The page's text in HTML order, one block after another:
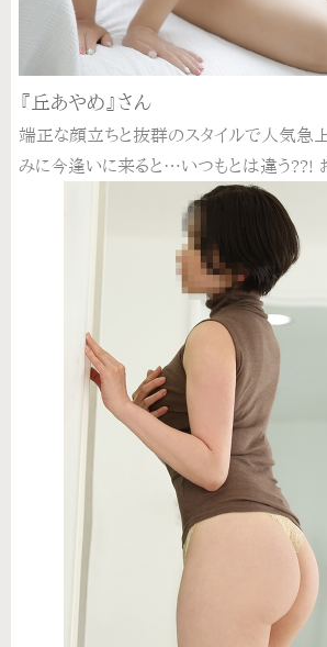
『丘あやめ』さん
端正な顔立ちと抜群のスタイルで人気急
みに今逢いに来ると…いつもとは違う??!